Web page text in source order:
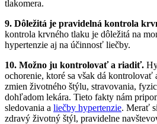
tlakomera.
9. Dôležitá je pravidelná kontrola
kontrola krvného tlaku je dôležitá na
hypertenzie aj na účinnosť liečby.
10. Možno ju kontrolovať a riadiť.
ochorenie, ktoré sa však dá
zmien životného štýlu, stravovania,
dohľadom lekára. Tieto fakty nám
sledovania a liečby hypertenzie. Merať
zdravý životný štýl, pravidelne